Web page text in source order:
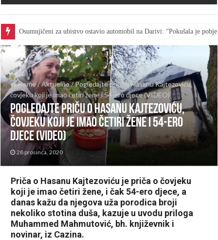
Osumnjičeni za ubistvo ostavio automobil na Darivi: “Pokušala je
Home/Aktuelno/Pogledajte priču o Hasanu Kajtezoviću,
čovjeku koji je imao četiri žene i 54-ero djece (VIDEO)
Pogledajte priču o Hasanu Kajtezoviću,
čovjeku koji je imao četiri žene i 54-ero
djece (VIDEO)
28 prosinca, 2020
Priča o Hasanu Kajtezoviću je priča o čovjeku
koji je imao četiri žene, i čak 54-ero djece, a
danas kažu da njegova uža porodica broji
nekoliko stotina duša, kazuje u uvodu priloga
Muhammed Mahmutović, bh. književnik i
novinar, iz Cazina.